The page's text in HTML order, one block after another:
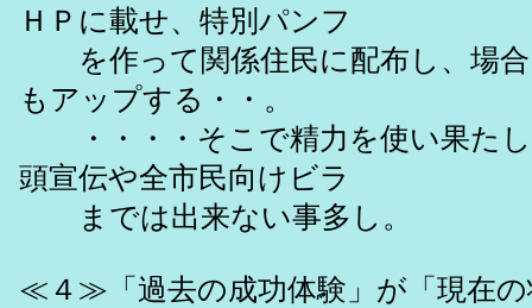
ＨＰに載せ、特別パンフ
を作って関係住民に配布し、場合
もアップする・・。
・・・・そこで精力を使い果たし
頭宣伝や全市民向けビラ
までは出来ない事多し。
≪４≫「過去の成功体験」が「現在の